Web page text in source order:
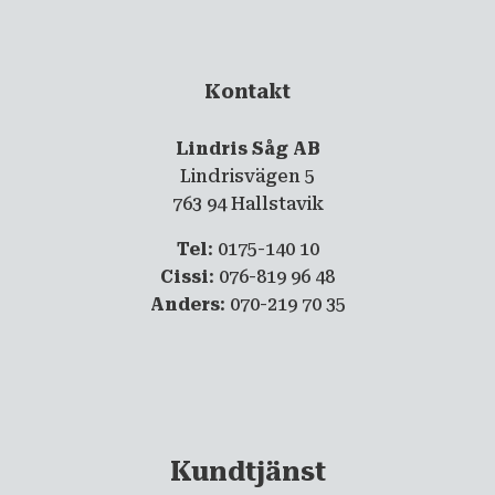
Kontakt
Lindris Såg AB
Lindrisvägen 5
763 94 Hallstavik
Tel: 0175-140 10
Cissi: 076-819 96 48
Anders: 070-219 70 35
Kundtjänst